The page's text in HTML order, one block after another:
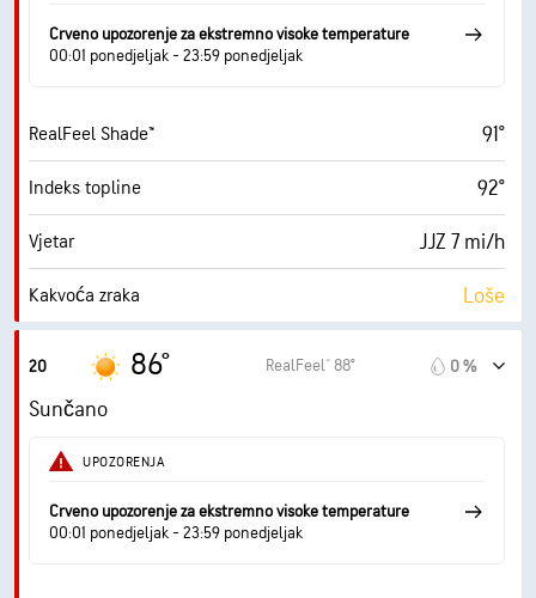
Točka orošavanja 68° F
Pokrivenost oblacima 2 %
Vidljivost 10 mi
Baza oblaka 30000 ft
Crveno upozorenje za ekstremno visoke temperature
00:01 ponedjeljak - 23:59 ponedjeljak
RealFeel Shade™ 91°
Indeks topline 92°
Vjetar JJZ 7 mi/h
Kakvoća zraka Loše
Maksimalni UV indeks
Naleti
Vlažnost
Točka orošavanja 68° F
20 86° RealFeel® 88° 0 %
Sunčano
UPOZORENJA
Crveno upozorenje za ekstremno visoke temperature
00:01 ponedjeljak - 23:59 ponedjeljak